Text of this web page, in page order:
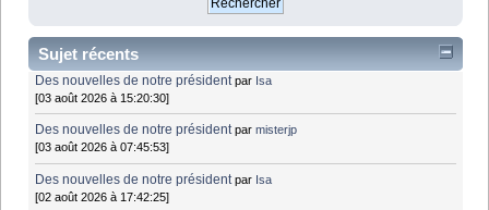
Sujet récents
Des nouvelles de notre président par Isa
[03 août 2026 à 15:20:30]
Des nouvelles de notre président parmisterjp
[03 août 2026 à 07:45:53]
Des nouvelles de notre président par Isa
[02 août 2026 à 17:42:25]